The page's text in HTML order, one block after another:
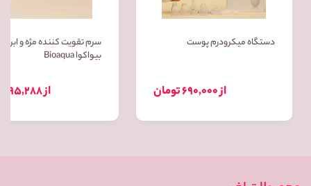
دستگاه میکرودرم پوست
از 690,000 تومان
سرم تقویت کننده مژه و ابرو
بیواکوا Bioaqua
از 95,288 تومان